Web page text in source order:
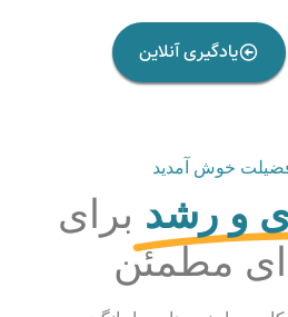
یادگیری آنلاین
خوش آمدید
و رشد برای
مطمئن